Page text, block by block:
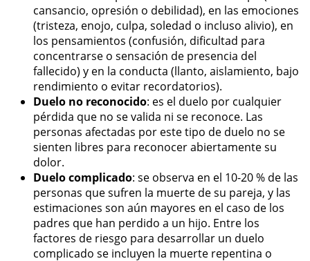
cansancio, opresión o debilidad), en las emociones
(tristeza, enojo, culpa, soledad o incluso alivio), en
los pensamientos (confusión, dificultad para
concentrarse o sensación de presencia del
fallecido) y en la conducta (llanto, aislamiento, bajo
rendimiento o evitar recordatorios).
Duelo no reconocido: es el duelo por cualquier
pérdida que no se valida ni se reconoce. Las
personas afectadas por este tipo de duelo no se
sienten libres para reconocer abiertamente su
dolor.
Duelo complicado: se observa en el 10-20 % de las
personas que sufren la muerte de su pareja, y las
estimaciones son aún mayores en el caso de los
padres que han perdido a un hijo. Entre los
factores de riesgo para desarrollar un duelo
complicado se incluyen la muerte repentina o